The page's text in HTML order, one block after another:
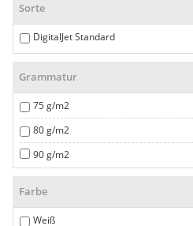
Sorte
DigitalJet Standard
Grammatur
75 g/m2
80 g/m2
90 g/m2
Farbe
Weiß